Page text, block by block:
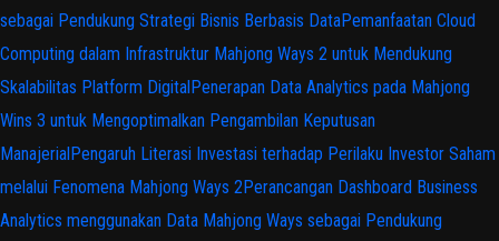
sebagai Pendukung Strategi Bisnis Berbasis DataPemanfaatan Cloud
Computing dalam Infrastruktur Mahjong Ways 2 untuk Mendukung
Skalabilitas Platform DigitalPenerapan Data Analytics pada Mahjong
Wins 3 untuk Mengoptimalkan Pengambilan Keputusan
ManajerialPengaruh Literasi Investasi terhadap Perilaku Investor Saham
melalui Fenomena Mahjong Ways 2Perancangan Dashboard Business
Analytics menggunakan Data Mahjong Ways sebagai Pendukung